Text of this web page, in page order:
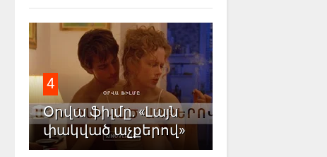
4
Օրվա ֆիլմը. «Լայն
փակված աչքերով»